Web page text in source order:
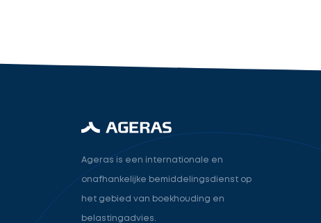
Ageras is een internationale en
onafhankelijke bemiddelingsdienst op
het gebied van boekhouding en
belastingadvies.